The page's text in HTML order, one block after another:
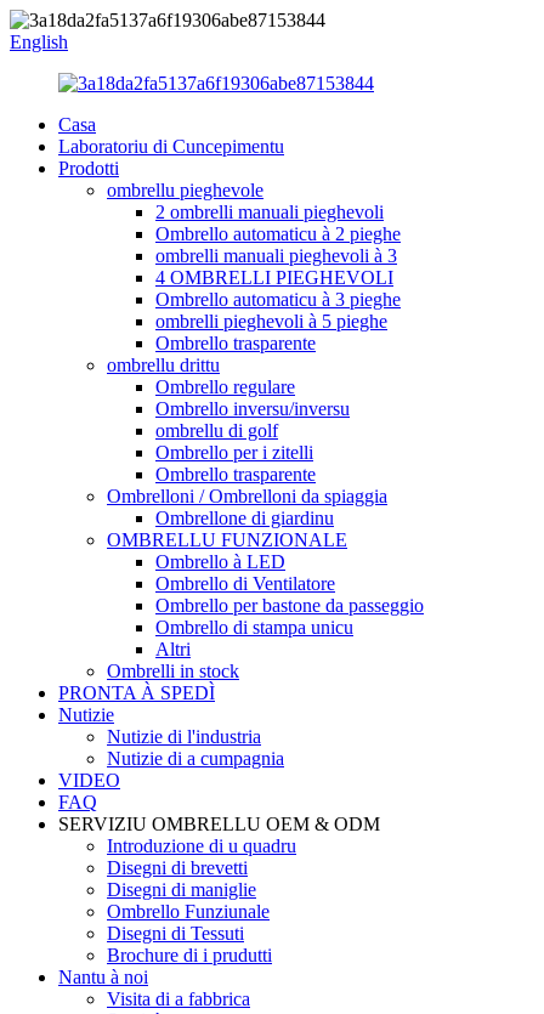
English
Casa
Laboratoriu di Cuncepimentu
Prodotti
ombrellu pieghevole
2 ombrelli manuali pieghevoli
Ombrello automaticu à 2 pieghe
ombrelli manuali pieghevoli à 3
4 OMBRELLI PIEGHEVOLI
Ombrello automaticu à 3 pieghe
ombrelli pieghevoli à 5 pieghe
Ombrello trasparente
ombrellu drittu
Ombrello regulare
Ombrello inversu/inversu
ombrellu di golf
Ombrello per i zitelli
Ombrello trasparente
Ombrelloni / Ombrelloni da spiaggia
Ombrellone di giardinu
OMBRELLU FUNZIONALE
Ombrello à LED
Ombrello di Ventilatore
Ombrello per bastone da passeggio
Ombrello di stampa unicu
Altri
Ombrelli in stock
PRONTA À SPEDÌ
Nutizie
Nutizie di l'industria
Nutizie di a cumpagnia
VIDEO
FAQ
SERVIZIU OMBRELLU OEM & ODM
Introduzione di u quadru
Disegni di brevetti
Disegni di maniglie
Ombrello Funziunale
Disegni di Tessuti
Brochure di i prudutti
Nantu à noi
Visita di a fabbrica